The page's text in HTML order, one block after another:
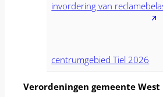
invordering van
centrumgebied Tiel 2026
Verordeningen gemeente